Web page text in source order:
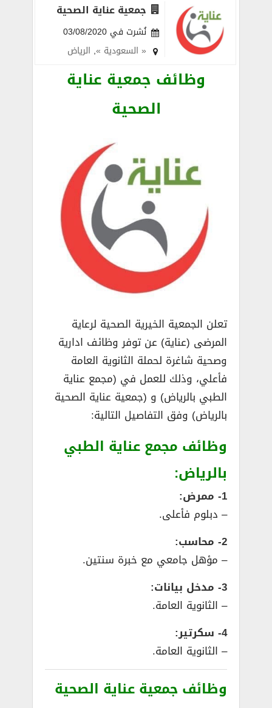
جمعية عناية الصحية
نُشرت في 03/08/2020
« السعودية », الرياض
وظائف جمعية عناية
الصحية
تعلن الجمعية الخيرية الصحية لرعاية
المرضى (عناية) عن توفر وظائف ادارية
وصحية شاغرة لحملة الثانوية العامة
فأعلي، وذلك للعمل في (مجمع عناية
الطبي بالرياض) و (جمعية عناية الصحية
بالرياض) وفق التفاصيل التالية:
وظائف مجمع عناية الطبي
بالرياض:
1- ممرض:
– دبلوم فأعلى.
2- محاسب:
– مؤهل جامعي مع خبرة سنتين.
3- مدخل بيانات:
– الثانوية العامة.
4- سكرتير:
– الثانوية العامة.
وظائف جمعية عناية الصحية